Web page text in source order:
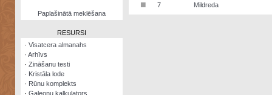
NomētātāsPaplašinātā meklēšana
RESURSI
· Visatcera almanahs
· Arhīvs
· Zināšanu testi
· Kristāla lode
· Rūnu komplekts
· Galeonu kalkulators
■ 7 Mildreda